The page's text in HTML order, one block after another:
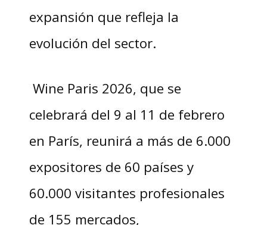
expansión que refleja la
evolución del sector.
Wine Paris 2026, que se
celebrará del 9 al 11 de febrero
en París, reunirá a más de 6.000
expositores de 60 países y
60.000 visitantes profesionales
de 155 mercados,